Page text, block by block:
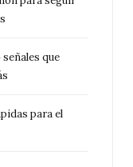
que
para el